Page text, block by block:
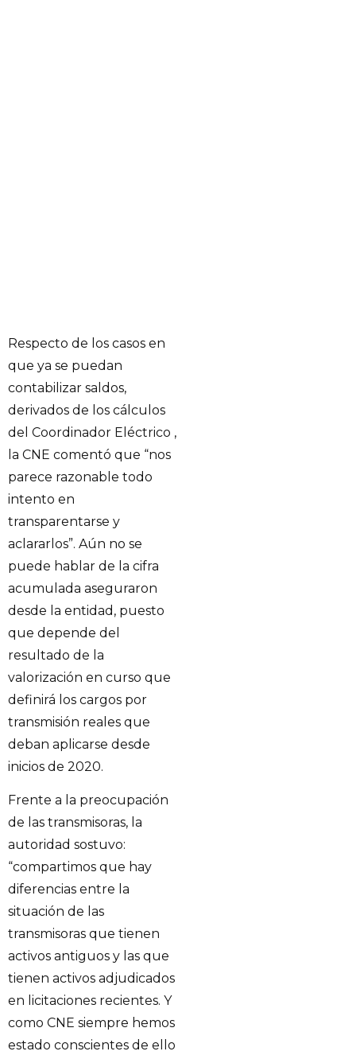
Respecto de los casos en
que ya se puedan
contabilizar saldos,
derivados de los cálculos
del Coordinador Eléctrico ,
la CNE comentó que “nos
parece razonable todo
intento en
transparentarse y
aclararlos”. Aún no se
puede hablar de la cifra
acumulada aseguraron
desde la entidad, puesto
que depende del
resultado de la
valorización en curso que
definirá los cargos por
transmisión reales que
deban aplicarse desde
inicios de 2020.
Frente a la preocupación
de las transmisoras, la
autoridad sostuvo:
“compartimos que hay
diferencias entre la
situación de las
transmisoras que tienen
activos antiguos y las que
tienen activos adjudicados
en licitaciones recientes. Y
como CNE siempre hemos
estado conscientes de ello